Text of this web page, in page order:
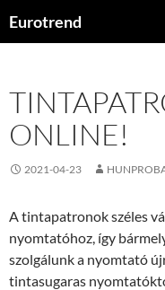
Eurotrend
ONLINE!
2021-04-23
A tintapatronok széles
nyomtatóhoz, így
szolgálunk a nyomtató
tintasugaras